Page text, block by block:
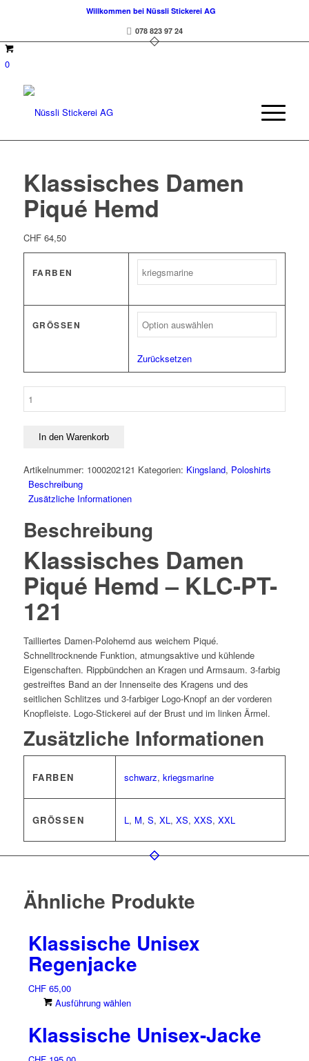
Willkommen bei Nüssli Stickerei AG
078 823 97 24
0
Klassisches Damen
Piqué Hemd
CHF64,50
FARBEN
GRÖSSEN
Zurücksetzen
HemdIn den Warenkorb
Artikelnummer: 1000202121 Kategorien: Kingsland, Poloshirts
Beschreibung
Zusätzliche Informationen
Beschreibung
Klassisches Damen
Piqué Hemd – KLC-PT-
121
Tailliertes Damen-Polohemd aus weichem Piqué.
Schnelltrocknende Funktion, atmungsaktive und kühlende
Eigenschaften. Rippbündchen an Kragen und Armsaum. 3-farbig
gestreiftes Band an der Innenseite des Kragens und des
seitlichen Schlitzes und 3-farbiger Logo-Knopf an der vorderen
Knopfleiste. Logo-Stickerei auf der Brust und im linken Ärmel.
Zusätzliche Informationen
FARBEN schwarz, kriegsmarine
GRÖSSEN L, M, S, XL, XS, XXS, XXL
Ähnliche Produkte
Klassische Unisex
Regenjacke
CHF65,00
Ausführung wählen
weist
mehrere
Klassische Unisex-Jacke